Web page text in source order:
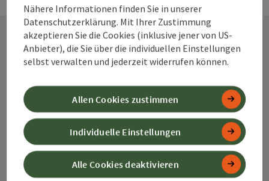
Kontakt
Alpenland Tourismus GmbH
Bahnhofstraße 2
4580 Windischgarsten
Nähere Informationen finden Sie in unserer
Datenschutzerklärung. Mit Ihrer Zustimmung
akzeptieren Sie die Cookies (inklusive jener von US-
Anbieter), die Sie über die individuellen Einstellungen
selbst verwalten und jederzeit widerrufen können.
Alle Cookies deaktivieren
Individuelle Einstellungen
Allen Cookies zustimmen